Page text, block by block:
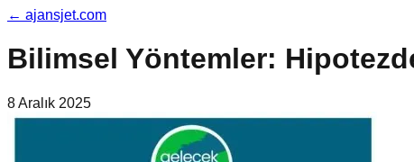
← ajansjet.com
Bilimsel Yöntemler:
8 Aralık 2025